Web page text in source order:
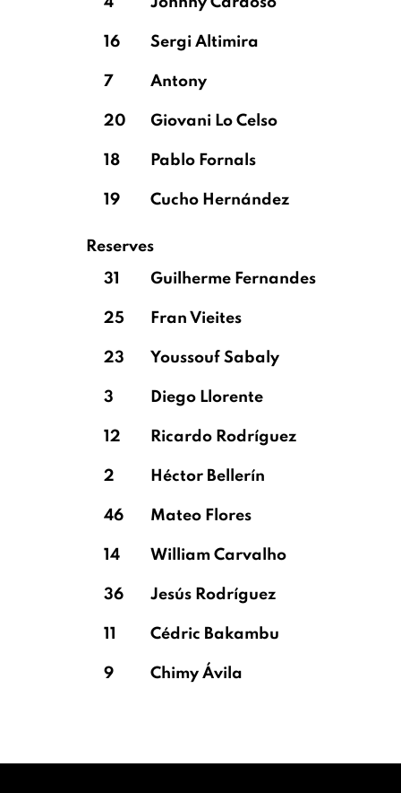
Cubarsí Paredes
Araújo da Silva
16 Sergi Altimira
7 Antony
20 Giovani Lo Celso
18 Pablo Fornals
19 Cucho Hernández
Reserves
31
Guilherme Fernandes
25 Fran Vieites
23 Youssouf Sabaly
3 Diego Llorente
12 Ricardo Rodríguez
2 Héctor Bellerín
46 Mateo Flores
14 William Carvalho
36 Jesús Rodríguez
11 Cédric Bakambu
9 Chimy Ávila